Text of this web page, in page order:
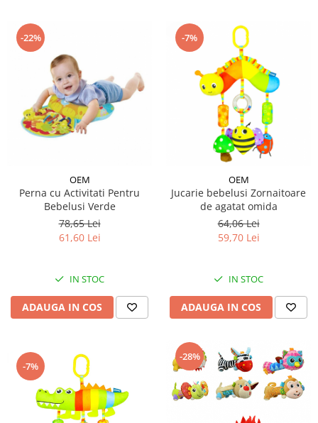
-22%
OEM
Perna cu Activitati Pentru
Bebelusi Verde
78,65 Lei
61,60 Lei
IN STOC
ADAUGA IN COS
-7%
OEM
Jucarie bebelusi Zornaitoare
de agatat omida
64,06 Lei
59,70 Lei
IN STOC
ADAUGA IN COS
-7%
-28%